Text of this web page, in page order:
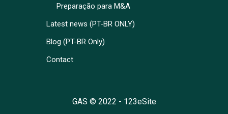
Preparação para M&A
Latest news (PT-BR ONLY)
Blog (PT-BR Only)
Contact
GAS © 2022 - 123eSite